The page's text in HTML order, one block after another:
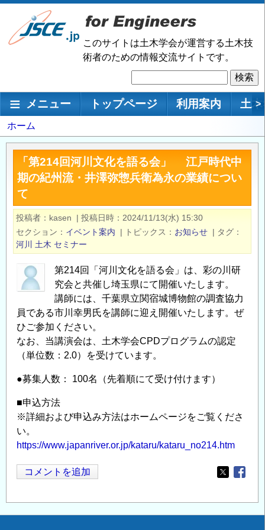
メ
ン
移
このサイトは土木学会が運営する土木技
術者のための情報交流サイトです。
索
メインナビゲーション
メニュー トップページ 利用案内 土 >
パ
ン
ず
ホーム
「第214回河川文化を語る会」 江戸時代中
期の紀州流・井澤弥惣兵衛為永の業績につい
て
投稿者 kasen | 投稿日時
2024/11/13(水) 15:30
セクション
イベント案内 | トピックス お知らせ | タグ
河川
土木 セミナー
第214回「河川文化を語る会」は、彩の川研
究会と共催し埼玉県にて開催いたします。
講師には、千葉県立関宿城博物館の調査協力
員である市川幸男氏を講師に迎え開催いたします。ぜ
ひご参加ください。
なお、当講演会は、土木学会CPDプログラムの認定
（単位数：2.0）を受けています。
●募集人数： 100名（先着順にて受け付けます）
■申込方法
※詳細および申込み方法はホームページをご覧くださ
い。
https://www.japanriver.or.jp/kataru/kataru_no214.htm
コメントを追加
Opens in